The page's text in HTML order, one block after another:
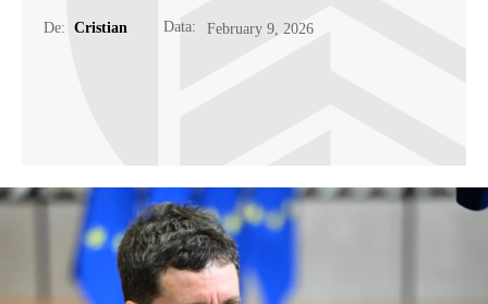
De: Cristian Data: February 9, 2026